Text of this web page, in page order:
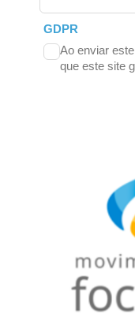
GDPR
Ao enviar
que este site